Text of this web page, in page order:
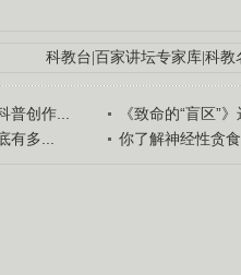
科教台 百家讲坛专家库 科教
普创作...
《致命的“盲区”
有多...
你了解神经性贪